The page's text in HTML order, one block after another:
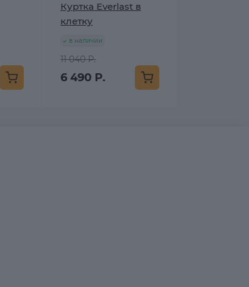
Куртка Everlast в
клетку
в наличии
11 040 Р.
6 490 Р.